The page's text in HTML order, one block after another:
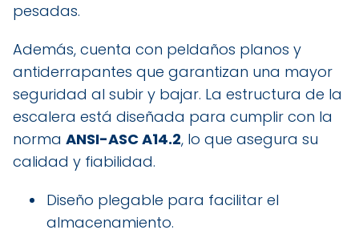
pesadas.
Además, cuenta con peldaños planos y
antiderrapantes que garantizan una mayor
seguridad al subir y bajar. La estructura de la
escalera está diseñada para cumplir con la
norma ANSI-ASC A14.2, lo que asegura su
calidad y fiabilidad.
Diseño plegable para facilitar el
almacenamiento.